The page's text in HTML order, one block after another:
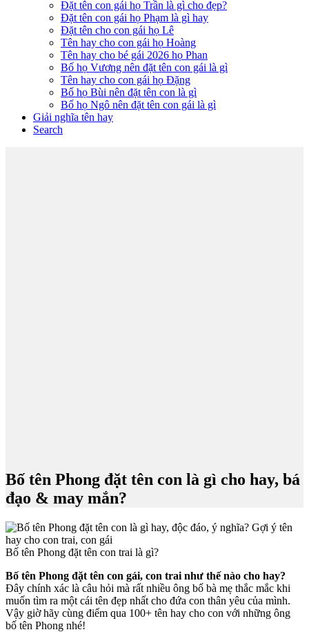
Đặt tên con gái họ Trần là gì cho đẹp?
Đặt tên con gái họ Phạm là gì hay
Đặt tên cho con gái họ Lê
Tên hay cho con gái họ Hoàng
Tên hay cho bé gái 2026 họ Phan
Bố họ Vương nên đặt tên con gái là gì
Tên hay cho con gái họ Đặng
Bố họ Bùi nên đặt tên con là gì
Bố họ Ngô nên đặt tên con gái là gì
Giải nghĩa tên hay
Search
Bố tên Phong đặt tên con là gì cho hay, bá
đạo & may mắn?
Bố tên Phong đặt tên con trai là gì?
Bố tên Phong đặt tên con gái, con trai như thế nào cho hay?
Đây chính xác là câu hỏi mà rất nhiều ông bố bà mẹ thắc mắc khi
muốn tìm ra một cái tên đẹp nhất cho đứa con thân yêu của mình.
Vậy giờ hãy cùng điểm qua 100+ tên hay cho con với những ông
bố tên Phong nhé!